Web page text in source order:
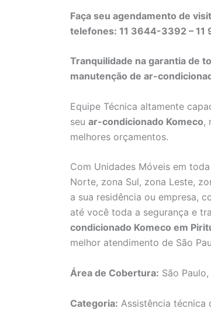
Faça seu agendamento de
telefones: 11 3644-3392 – 11
Tranquilidade na garantia de
manutenção de ar-
Equipe Técnica altamente
seu ar-condicionado Komeco,
melhores orçamentos.
Com Unidades Móveis em
Norte, zona Sul, zona Leste,
a sua residência ou empresa,
até você toda a segurança e
condicionado Komeco em
melhor atendimento de São
Área de Cobertura: São
Categoria: Assistência técnica